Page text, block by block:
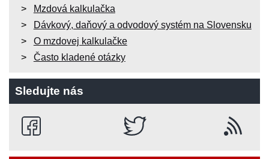
Mzdová kalkulačka
Dávkový, daňový a odvodový systém na Slovensku
O mzdovej kalkulačke
Často kladené otázky
Sledujte nás